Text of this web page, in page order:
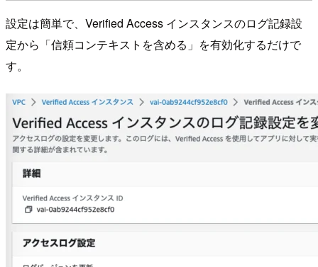
設定は簡単で、Verified Access インスタンスのログ記録設
定から「信頼コンテキストを含める」を有効化するだけで
す。